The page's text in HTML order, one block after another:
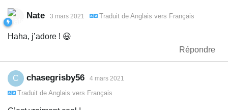
Nate 3 mars 2021 Traduit de Anglais vers Français
Haha, j’adore ! 😃
Répondre
C chasegrisby56 4 mars 2021
Traduit de Anglais vers Français